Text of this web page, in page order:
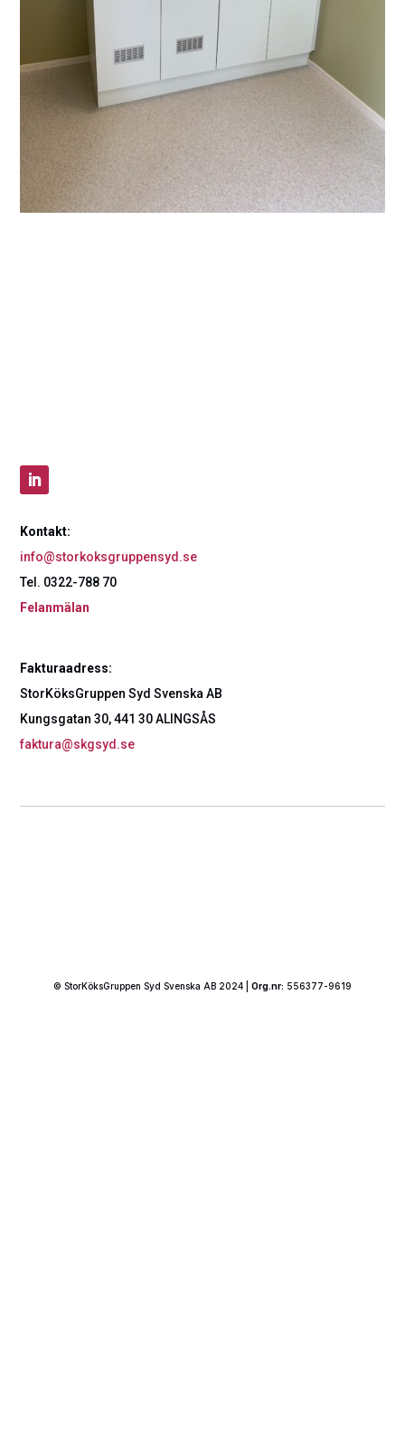
Kontakt:
info@storkoksgruppensyd.se
Tel. 0322-788 70
Felanmälan
Fakturaadress:
StorKöksGruppen Syd Svenska AB
Kungsgatan 30, 441 30 ALINGSÅS
faktura@skgsyd.se
© StorKöksGruppen Syd Svenska AB 2024 | Org.nr: 556377-9619